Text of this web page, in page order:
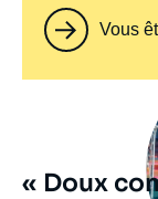
Vous
« Doux